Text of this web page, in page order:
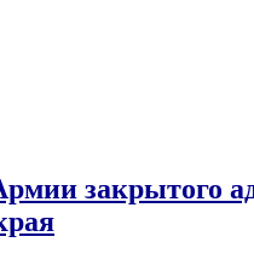
закрытого